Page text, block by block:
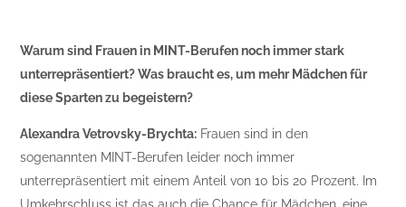
Warum sind Frauen in MINT-Berufen noch immer stark
unterrepräsentiert? Was braucht es, um mehr Mädchen für
diese Sparten zu begeistern?
Alexandra Vetrovsky-Brychta: Frauen sind in den
sogenannten MINT-Berufen leider noch immer
unterrepräsentiert mit einem Anteil von 10 bis 20 Prozent. Im
Umkehrschluss ist das auch die Chance für Mädchen, eine